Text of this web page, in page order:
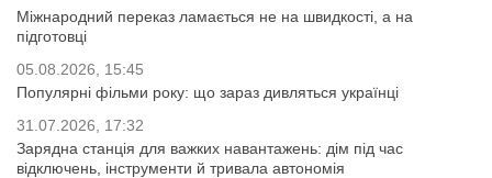
Міжнародний переказ ламається не на швидкості, а на
підготовці
05.08.2026, 15:45
Популярні фільми року: що зараз дивляться українці
31.07.2026, 17:32
Зарядна станція для важких навантажень: дім під час
відключень, інструменти й тривала автономія